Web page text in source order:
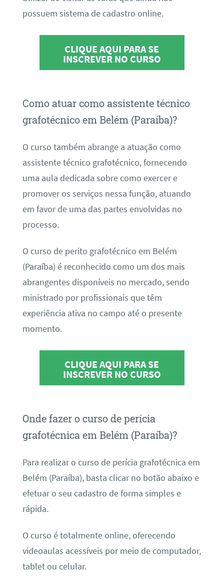
possuem sistema de cadastro online.
CLIQUE AQUI PARA SE
INSCREVER NO CURSO
Como atuar como assistente técnico
grafotécnico em Belém (Paraíba)?
O curso também abrange a atuação como
assistente técnico grafotécnico, fornecendo
uma aula dedicada sobre como exercer e
promover os serviços nessa função, atuando
em favor de uma das partes envolvidas no
processo.
O curso de perito grafotécnico em Belém
(Paraíba) é reconhecido como um dos mais
abrangentes disponíveis no mercado, sendo
ministrado por profissionais que têm
experiência ativa no campo até o presente
momento.
CLIQUE AQUI PARA SE
INSCREVER NO CURSO
Onde fazer o curso de perícia
grafotécnica em Belém (Paraíba)?
Para realizar o curso de perícia grafotécnica em
Belém (Paraíba), basta clicar no botão abaixo e
efetuar o seu cadastro de forma simples e
rápida.
O curso é totalmente online, oferecendo
videoaulas acessíveis por meio de computador,
tablet ou celular.